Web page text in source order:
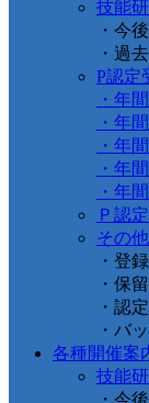
技能
・今
・過
P認定
・年
・年
・年
・年
・年
Ｐ認
その
・登
・保
・認
・バ
各種開催案
技能
・今